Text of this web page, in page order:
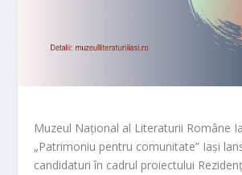
Muzeul Național al Literaturii Române
„Patrimoniu pentru comunitate” Iași
candidaturi în cadrul proiectului